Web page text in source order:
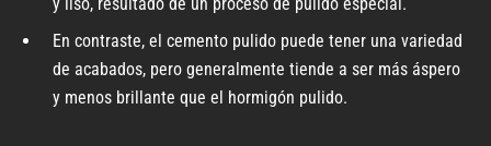
y liso, resultado de un proceso de pulido especial.
En contraste, el cemento pulido puede tener una variedad
de acabados, pero generalmente tiende a ser más áspero
y menos brillante que el hormigón pulido.